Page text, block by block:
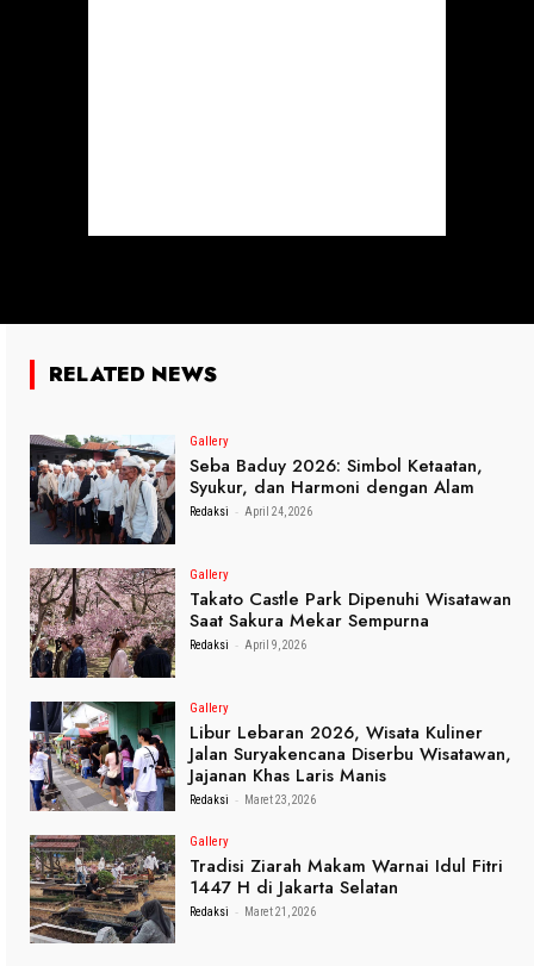
RELATED NEWS
Gallery
Seba Baduy 2026: Simbol Ketaatan,
Syukur, dan Harmoni dengan Alam
Redaksi - April 24, 2026
Gallery
Takato Castle Park Dipenuhi Wisatawan
Saat Sakura Mekar Sempurna
Redaksi - April 9, 2026
Gallery
Libur Lebaran 2026, Wisata Kuliner
Jalan Suryakencana Diserbu Wisatawan,
Jajanan Khas Laris Manis
Redaksi - Maret 23, 2026
Gallery
Tradisi Ziarah Makam Warnai Idul Fitri
1447 H di Jakarta Selatan
Redaksi - Maret 21, 2026